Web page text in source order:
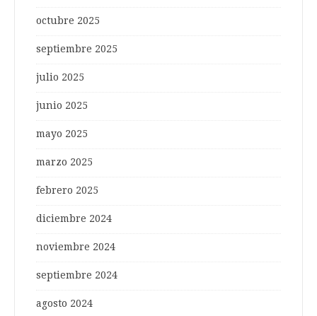
octubre 2025
septiembre 2025
julio 2025
junio 2025
mayo 2025
marzo 2025
febrero 2025
diciembre 2024
noviembre 2024
septiembre 2024
agosto 2024